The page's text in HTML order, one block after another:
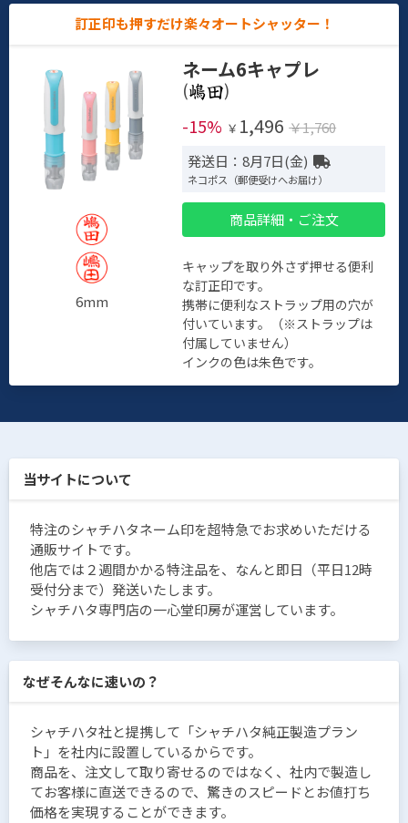
訂正印も押すだけ楽々オートシャッター！
6mm
ネーム6キャプレ
(
)
-15% ￥ 1,496 ￥1,760
発送日：8月7日(金)
ネコポス（郵便受けへお届け）
商品詳細・ご注文
キャップを取り外さず押せる便利
な訂正印です。
携帯に便利なストラップ用の穴が
付いています。（※ストラップは
付属していません）
インクの色は朱色です。
当サイトについて
特注のシャチハタネーム印を超特急でお求めいただける
通販サイトです。
他店では２週間かかる特注品を、なんと即日（平日12時
受付分まで）発送いたします。
シャチハタ専門店の一心堂印房が運営しています。
なぜそんなに速いの？
シャチハタ社と提携して「シャチハタ純正製造プラン
ト」を社内に設置しているからです。
商品を、注文して取り寄せるのではなく、社内で製造し
てお客様に直送できるので、驚きのスピードとお値打ち
価格を実現することができます。